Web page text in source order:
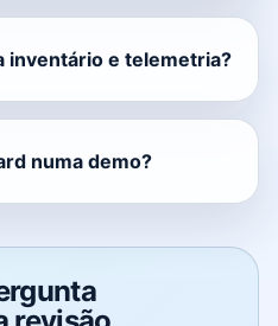
inventário e telemetria?
numa demo?